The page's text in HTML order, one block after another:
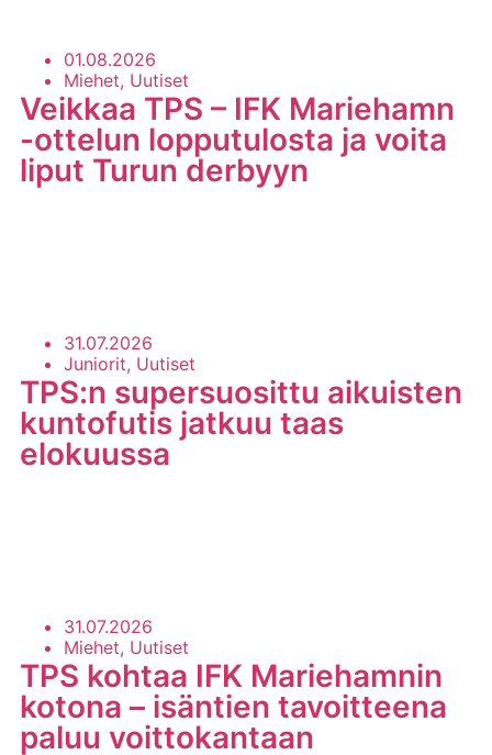
01.08.2026
Miehet, Uutiset
Veikkaa TPS – IFK Mariehamn
-ottelun lopputulosta ja voita
liput Turun derbyyn
31.07.2026
Juniorit, Uutiset
TPS:n supersuosittu aikuisten
kuntofutis jatkuu taas
elokuussa
31.07.2026
Miehet, Uutiset
TPS kohtaa IFK Mariehamnin
kotona – isäntien tavoitteena
paluu voittokantaan